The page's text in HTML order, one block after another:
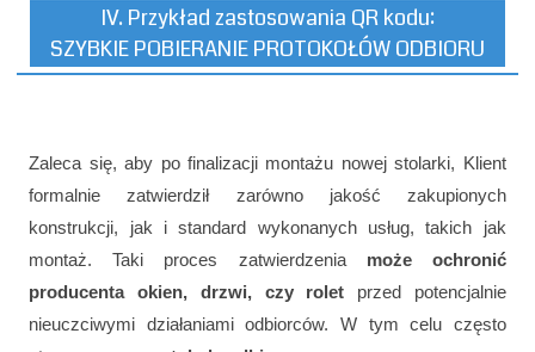
IV. Przykład zastosowania QR kodu:
SZYBKIE POBIERANIE PROTOKOŁÓW ODBIORU
Zaleca się, aby po finalizacji montażu nowej stolarki, Klient
formalnie zatwierdził zarówno jakość zakupionych
konstrukcji, jak i standard wykonanych usług, takich jak
montaż. Taki proces zatwierdzenia może ochronić
producenta okien, drzwi, czy rolet przed potencjalnie
nieuczciwymi działaniami odbiorców. W tym celu często